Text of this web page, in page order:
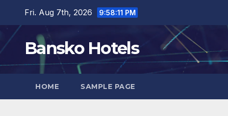
content
Fri. Aug 7th, 2026 9:58:13 PM
Bansko Hotels
HOME SAMPLE PAGE